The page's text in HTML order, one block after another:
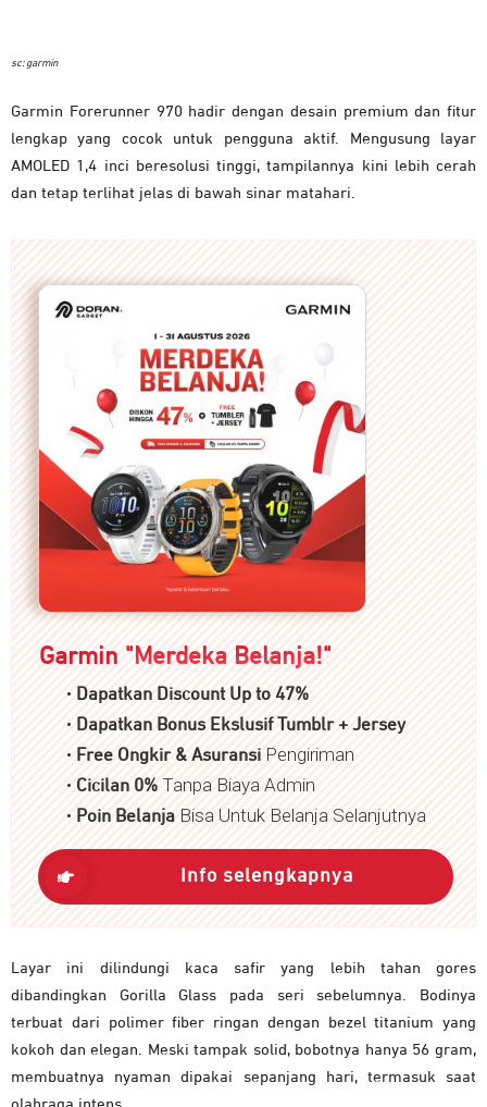
sc: garmin
Garmin Forerunner 970 hadir dengan desain premium dan fitur
lengkap yang cocok untuk pengguna aktif. Mengusung layar
AMOLED 1,4 inci beresolusi tinggi, tampilannya kini lebih cerah
dan tetap terlihat jelas di bawah sinar matahari.
Garmin "Merdeka Belanja!"
• Dapatkan Discount Up to 47%
• Dapatkan Bonus Ekslusif Tumblr + Jersey
• Free Ongkir & AsuransiPengiriman
• Cicilan 0% Tanpa Biaya Admin
• Poin Belanja Bisa Untuk Belanja Selanjutnya
Info selengkapnya
Layar ini dilindungi kaca safir yang lebih tahan gores
dibandingkan Gorilla Glass pada seri sebelumnya. Bodinya
terbuat dari polimer fiber ringan dengan bezel titanium yang
kokoh dan elegan. Meski tampak solid, bobotnya hanya 56 gram,
membuatnya nyaman dipakai sepanjang hari, termasuk saat